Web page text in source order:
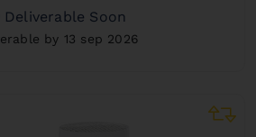
Deliverable Soon
by 13 sep 2026